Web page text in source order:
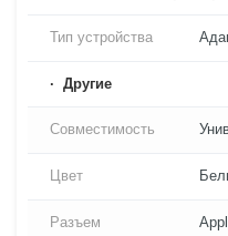
Тип устройства
Другие
Совместимость
Цвет
Разъем